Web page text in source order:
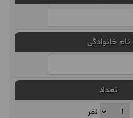
نام خانوادگی
تعداد
نفر